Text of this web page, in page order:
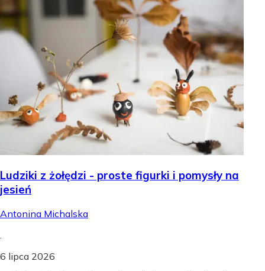
Ludziki z żołędzi - proste figurki i pomysły na
jesień
Antonina Michalska
.
6 lipca 2026